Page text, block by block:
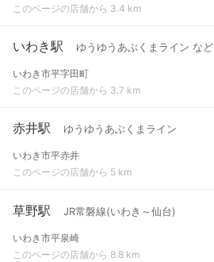
このページの店舗から 3.4 km
いわき駅 ゆうゆうあぶくまライン など
いわき市平字田町
このページの店舗から 3.7 km
赤井駅 ゆうゆうあぶくまライン
いわき市平赤井
このページの店舗から 5 km
草野駅 JR常磐線(いわき～仙台)
いわき市平泉崎
このページの店舗から 8.8 km